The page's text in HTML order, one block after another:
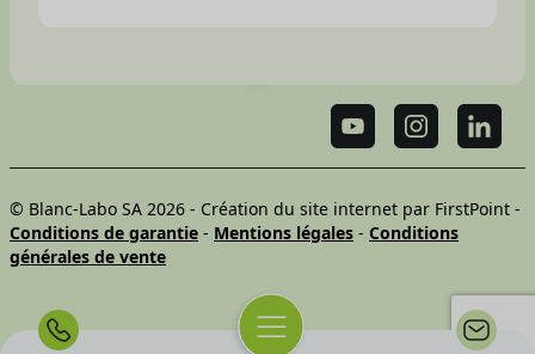
© Blanc-Labo SA 2026 - Création du site internet par FirstPoint -
Conditions de garantie - Mentions légales - Conditions
générales de vente